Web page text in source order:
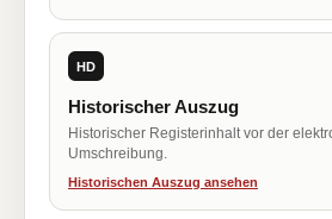
HD
Historischer Auszug
Historischer Registerinhalt vor der
Umschreibung.
Historischen Auszug ansehen